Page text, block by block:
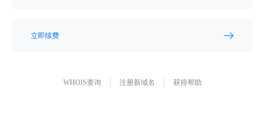
立即续费
WHOIS查询 注册新域名 获得帮助